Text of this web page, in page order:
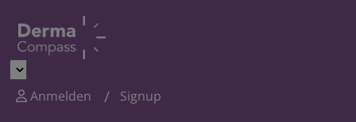
Anmelden Signup